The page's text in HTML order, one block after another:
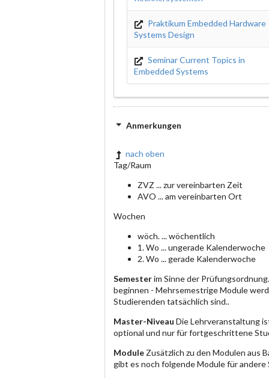
Praktikum Embedded Hardware
Systems Design
Seminar Current Topics in
Embedded Systems
Anmerkungen
nach oben
Tag/Raum
ZVZ ... zur vereinbarten Zeit
AVO ... am vereinbarten Ort
Wochen
wöch. ... wöchentlich
1. Wo ... ungerade Kalenderwoche
2. Wo ... gerade Kalenderwoche
Semesterim Sinne der
beginnen - Mehrsemestrige Module
Studierenden tatsächlich sind..
Master-Niveau Die Lehrveranstaltung
optional und nur für fortgeschrittene
ModuleZusätzlich zu den Modulen aus
gibt es noch folgende Module für andere